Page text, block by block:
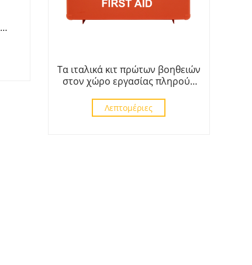
Τα ιταλικά κιτ πρώτων βοηθειών
στον χώρο εργασίας πληρούν
Λεπτομέριες